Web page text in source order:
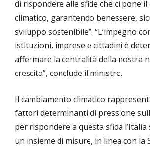
di rispondere alle sfide che ci pone
climatico, garantendo benessere,
sviluppo sostenibile”. “L’impegno
istituzioni, imprese e cittadini è
affermare la centralità della nostra
crescita”, conclude il ministro.
Il cambiamento climatico
fattori determinanti di pressione
per rispondere a questa sfida
un insieme di misure, in linea con la